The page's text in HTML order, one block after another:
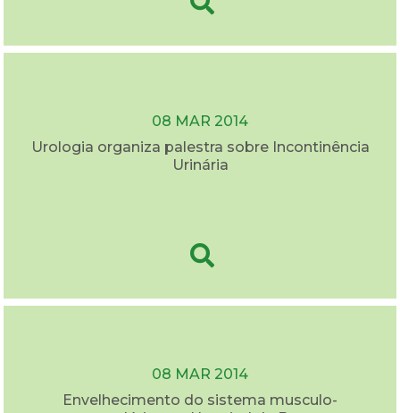
08 MAR 2014
Urologia organiza palestra sobre Incontinência
Urinária
08 MAR 2014
Envelhecimento do sistema musculo-